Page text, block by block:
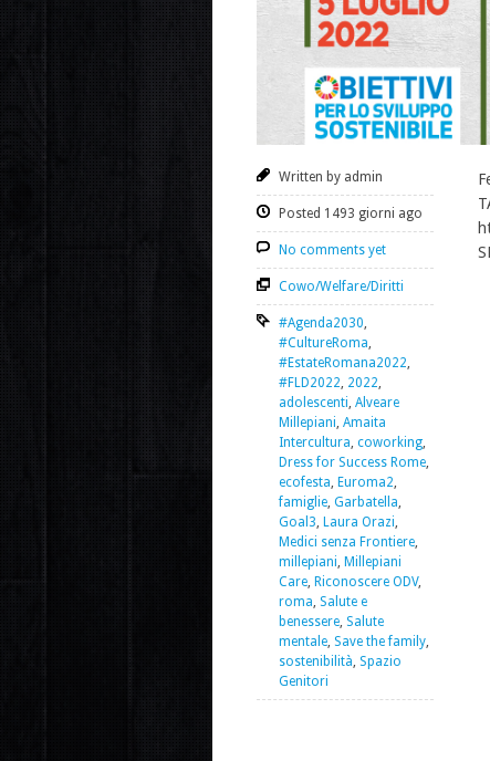
Written by admin
Posted 1493 giorni ago
No comments yet
Cowo/Welfare/Diritti
#Agenda2030,
#CultureRoma,
#EstateRomana2022,
#FLD2022, 2022,
adolescenti, Alveare
Millepiani, Amaita
Intercultura, coworking,
Dress for Success Rome,
ecofesta, Euroma2,
famiglie, Garbatella,
Goal3, Laura Orazi,
Medici senza Frontiere,
millepiani, Millepiani
Care, Riconoscere ODV,
roma, Salute e
benessere, Salute
mentale, Save the family,
sostenibilità, Spazio
Genitori